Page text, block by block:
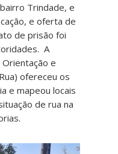
Trindade, e
e oferta de
de prisão foi
A
e
ofereceu os
e mapeou locais
de rua na